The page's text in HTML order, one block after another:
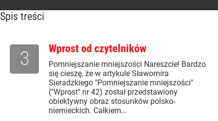
Spis treści
Wprost od czytelników
Pomniejszanie mniejszości Nareszcie! Bardzo
się cieszę, że w artykule Sławomira
Sieradzkiego "Pomniejszanie mniejszości"
("Wprost" nr 42) został przedstawiony
obiektywny obraz stosunków polsko-
niemieckich. Całkiem...
3